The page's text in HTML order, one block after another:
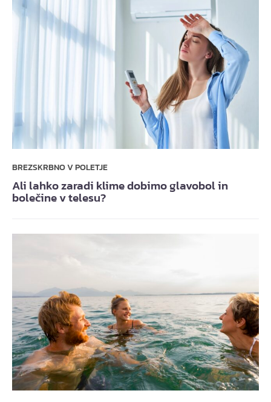
BREZSKRBNO V POLETJE
Ali lahko zaradi klime dobimo glavobol in
bolečine v telesu?